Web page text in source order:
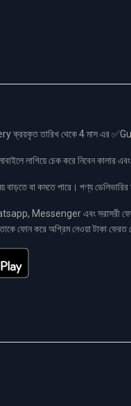
তারিখ থেকে 4 মাস এর
লাগিয়ে চেক করে নিবেন কালার
বা কমতে পারে। পণ্য ডেলিভারির
Messenger এবং সরাসরী
ফোন করে অগ্রিম নেওয়া টাকা